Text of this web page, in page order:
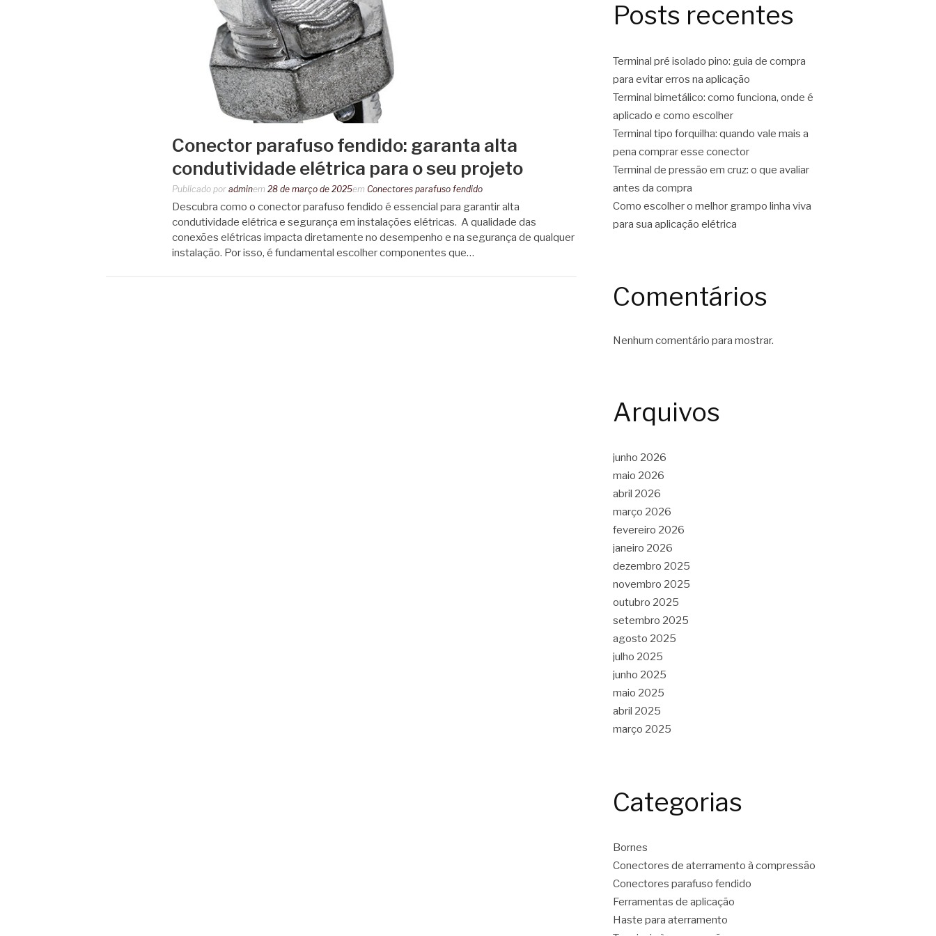
Conector parafuso fendido: garanta alta
condutividade elétrica para o seu projeto
Publicado por adminem 28 de março de 2025em Conectores parafuso fendido
Descubra como o conector parafuso fendido é essencial para garantir alta
condutividade elétrica e segurança em instalações elétricas. A qualidade das
conexões elétricas impacta diretamente no desempenho e na segurança de qualquer
instalação. Por isso, é fundamental escolher componentes que…
Posts recentes
Terminal pré isolado pino: guia de compra
para evitar erros na aplicação
Terminal bimetálico: como funciona, onde é
aplicado e como escolher
Terminal tipo forquilha: quando vale mais a
pena comprar esse conector
Terminal de pressão em cruz: o que avaliar
antes da compra
Como escolher o melhor grampo linha viva
para sua aplicação elétrica
Comentários
Nenhum comentário para mostrar.
Arquivos
junho 2026
maio 2026
abril 2026
março 2026
fevereiro 2026
janeiro 2026
dezembro 2025
novembro 2025
outubro 2025
setembro 2025
agosto 2025
julho 2025
junho 2025
maio 2025
abril 2025
março 2025
Categorias
Bornes
Conectores de aterramento à compressão
Conectores parafuso fendido
Ferramentas de aplicação
Haste para aterramento